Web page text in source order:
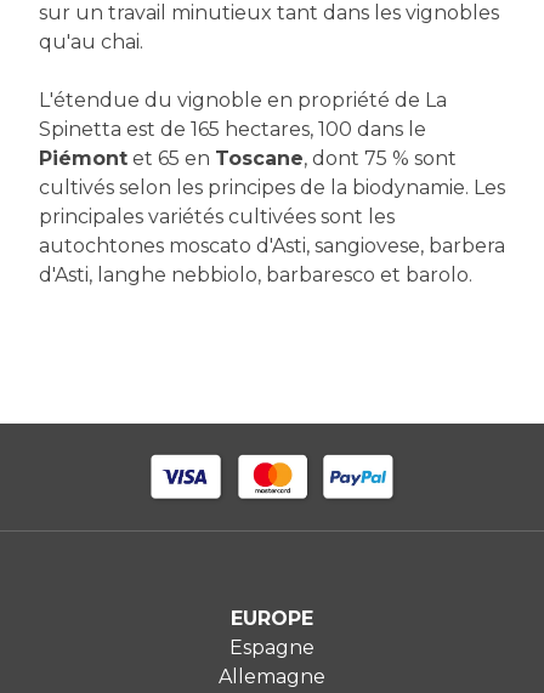
sur un travail minutieux tant dans les vignobles
qu'au chai.
L'étendue du vignoble en propriété de La
Spinetta est de 165 hectares, 100 dans le
Piémont et 65 en Toscane, dont 75 % sont
cultivés selon les principes de la biodynamie. Les
principales variétés cultivées sont les
autochtones moscato d'Asti, sangiovese, barbera
d'Asti, langhe nebbiolo, barbaresco et barolo.
EUROPE
Espagne
Allemagne